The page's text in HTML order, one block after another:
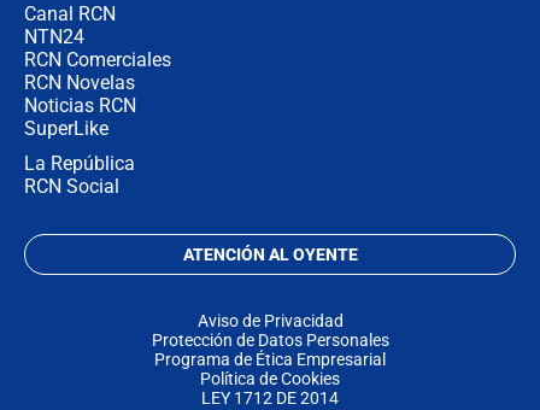
Canal RCN
NTN24
RCN Comerciales
RCN Novelas
Noticias RCN
SuperLike
La República
RCN Social
ATENCIÓN AL OYENTE
Aviso de Privacidad
Protección de Datos Personales
Programa de Ética Empresarial
Política de Cookies
LEY 1712 DE 2014